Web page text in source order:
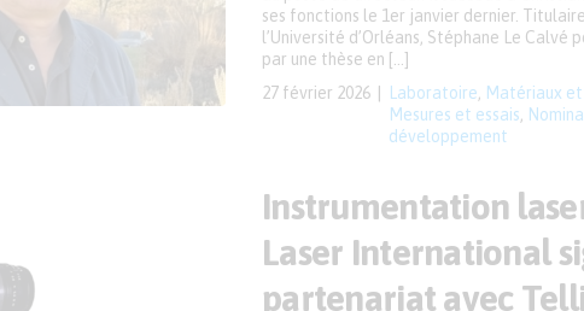
27 février 2026 Laboratoire Matériaux
Mesures et essais
développement
ses fonctions le 1er janvier dernier. Titulaire
l’Université d’Orléans, Stéphane Le Calvé
par une thèse en […]
Instrumentation
Laser International
partenariat avec